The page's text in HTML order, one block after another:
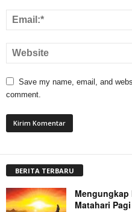
Save my name, email, and
comment.
BERITA TERBARU
Mengungkap
Matahari Pagi